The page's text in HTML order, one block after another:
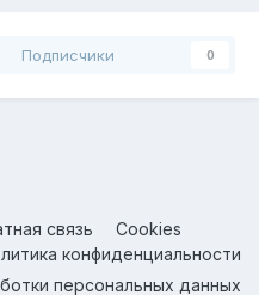
Подписчики 0
связь
Cookies
конфиденциальности
персональных данных